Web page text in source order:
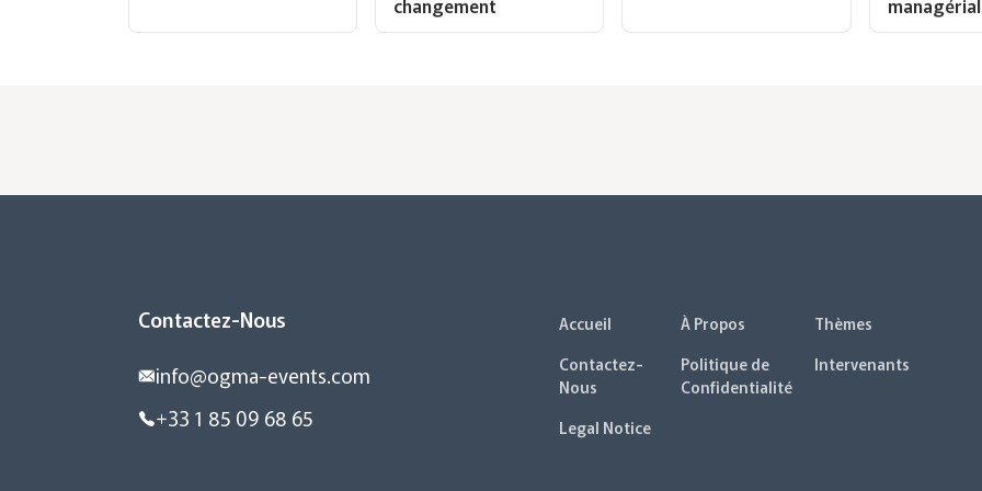
Contactez-Nous
info@ogma-events.com
+33 1 85 09 68 65
Accueil À Propos
Thèmes
Contactez-
Nous
Politique de
Confidentialité
Intervenants
Legal Notice